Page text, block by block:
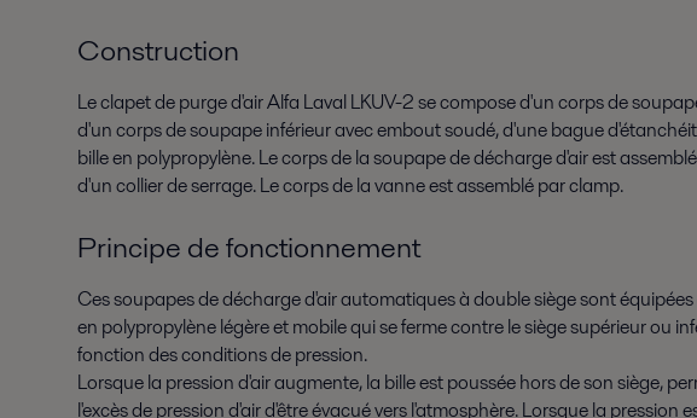
Construction
Le clapet de purge d'air Alfa Laval LKUV-2 se compose d'un corps de
d'un corps de soupape inférieur avec embout soudé, d'une bague
bille en polypropylène. Le corps de la soupape de décharge d'air est
d'un collier de serrage. Le corps de la vanne est assemblé par clamp.
Principe de fonctionnement
Ces soupapes de décharge d'air automatiques à double siège sont
en polypropylène légère et mobile qui se ferme contre le siège supérieur ou
fonction des conditions de pression.
Lorsque la pression d'air augmente, la bille est poussée hors de son siège,
l'excès de pression d'air d'être évacué vers l'atmosphère. Lorsque la pression